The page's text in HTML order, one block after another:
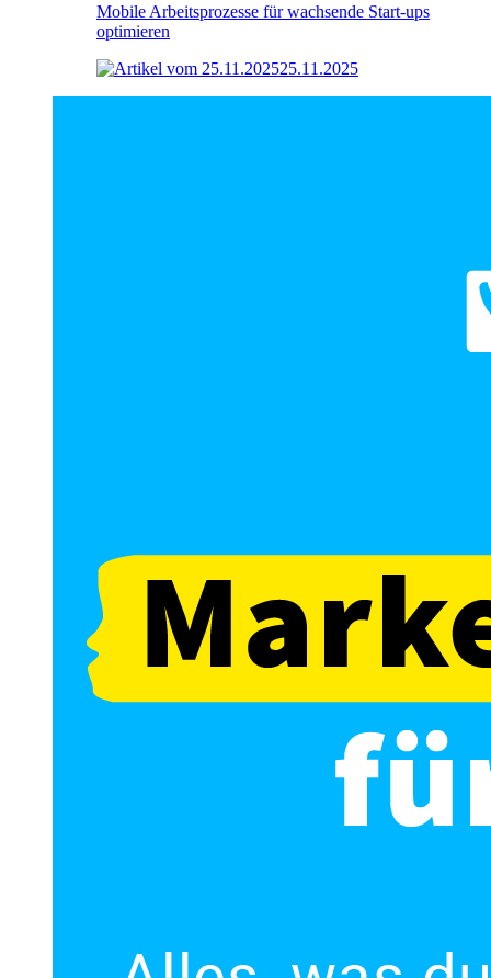
Mobile Arbeitsprozesse für wachsende Start-ups
optimieren
25.11.2025